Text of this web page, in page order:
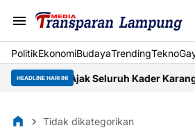
PolitikEkonomiBudayaTrendingTekno
HEADLINE HARI INI
Ajak Seluruh Kader Karang
Tidak dikategorikan